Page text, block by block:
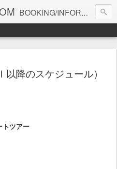
BOOKING/INFORMATION info@loolowningen.com
降のスケジュール）
トツアー